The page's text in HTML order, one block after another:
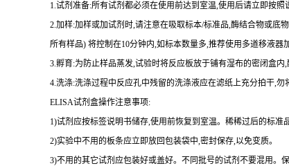
1.试剂准备:所有试剂都必须在使用前达到室温,使用后请立即按照
2.加样:加样或加试剂时,请注意在吸取标本/标准品,酶结合物或底
所有样品) 将控制在10分钟内,如标本数量多,推荐使用多道移液器
3.孵育:为防止样品蒸发,试验时将反应板放于铺有湿布的密闭盒
4.洗涤:洗涤过程中反应孔中残留的洗涤液应在滤纸上充分拍干,
ELISA试剂盒操作注意事项:
1)试剂应按标签说明书储存,使用前恢复到室温。稀稀过后的标准
2)实验中不用的板条应立即放回包装袋中,密封保存,以免变质。
3)不用的其它试剂应包装好或盖好。不同批号的试剂不要混用。保